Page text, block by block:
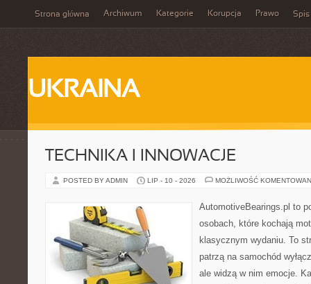
Strona główna Archiwum Kategorie Korupcja Prawo Spis
UKRAINA
TECHNIKA I INNOWACJE
POSTED BY ADMIN LIP - 10 - 2026 MOŻLIWOŚĆ
AutomotiveBearings.pl to
osobach, które kochają
klasycznym wydaniu. To
patrzą na samochód
ale widzą w nim emocje.